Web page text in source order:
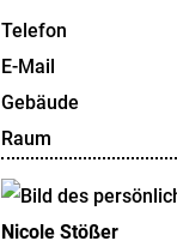
Telefon
E-Mail
Gebäude
Raum
Nicole Stößer